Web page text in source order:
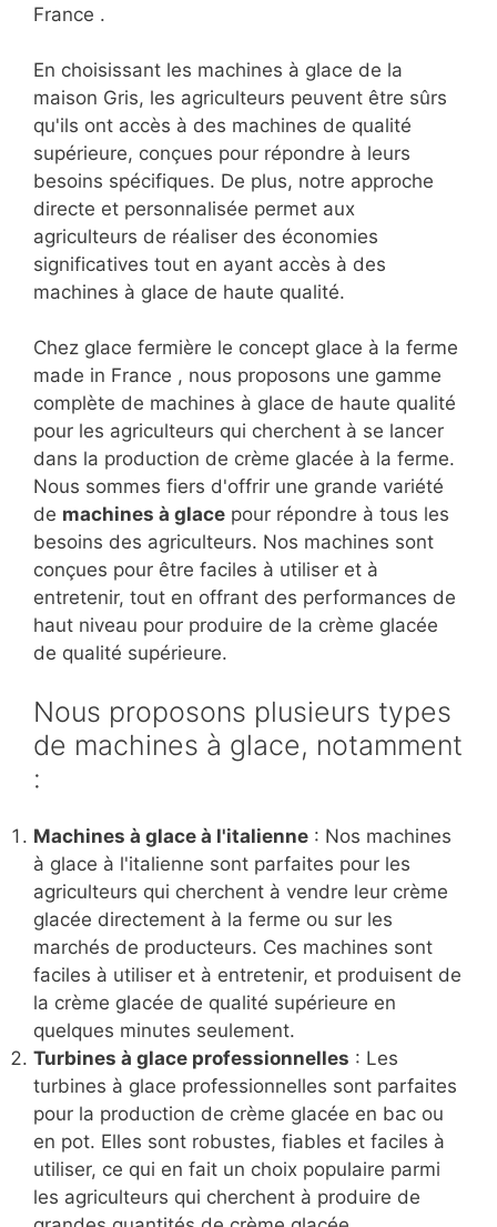
France .
En choisissant les machines à glace de la
maison Gris, les agriculteurs peuvent être sûrs
qu'ils ont accès à des machines de qualité
supérieure, conçues pour répondre à leurs
besoins spécifiques. De plus, notre approche
directe et personnalisée permet aux
agriculteurs de réaliser des économies
significatives tout en ayant accès à des
machines à glace de haute qualité.
Chez glace fermière le concept glace à la ferme
made in France , nous proposons une gamme
complète de machines à glace de haute qualité
pour les agriculteurs qui cherchent à se lancer
dans la production de crème glacée à la ferme.
Nous sommes fiers d'offrir une grande variété
de machines à glace pour répondre à tous les
besoins des agriculteurs. Nos machines sont
conçues pour être faciles à utiliser et à
entretenir, tout en offrant des performances de
haut niveau pour produire de la crème glacée
de qualité supérieure.
Nous proposons plusieurs types
de machines à glace, notamment
:
Machines à glace à l'italienne : Nos machines
à glace à l'italienne sont parfaites pour les
agriculteurs qui cherchent à vendre leur crème
glacée directement à la ferme ou sur les
marchés de producteurs. Ces machines sont
faciles à utiliser et à entretenir, et produisent de
la crème glacée de qualité supérieure en
quelques minutes seulement.
Turbines à glace professionnelles : Les
turbines à glace professionnelles sont parfaites
pour la production de crème glacée en bac ou
en pot. Elles sont robustes, fiables et faciles à
utiliser, ce qui en fait un choix populaire parmi
les agriculteurs qui cherchent à produire de